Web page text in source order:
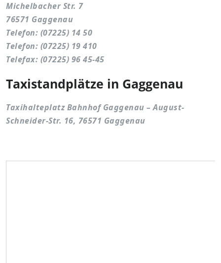
Michelbacher Str. 7
76571 Gaggenau
Telefon: (07225) 14 50
Telefon: (07225) 19 410
Telefax: (07225) 96 45-45
Taxistandplätze in Gaggenau
Taxihalteplatz Bahnhof Gaggenau – August-
Schneider-Str. 16, 76571 Gaggenau